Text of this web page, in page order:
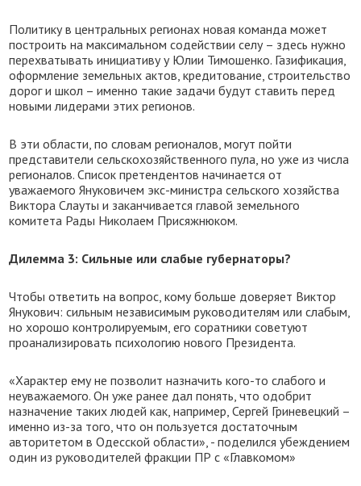
Политику в центральных регионах новая команда может
построить на максимальном содействии селу – здесь нужно
перехватывать инициативу у Юлии Тимошенко. Газификация,
оформление земельных актов, кредитование, строительство
дорог и школ – именно такие задачи будут ставить перед
новыми лидерами этих регионов.
В эти области, по словам регионалов, могут пойти
представители сельскохозяйственного пула, но уже из числа
регионалов. Список претендентов начинается от
уважаемого Януковичем экс-министра сельского хозяйства
Виктора Слауты и заканчивается главой земельного
комитета Рады Николаем Присяжнюком.
Дилемма 3: Сильные или слабые губернаторы?
Чтобы ответить на вопрос, кому больше доверяет Виктор
Янукович: сильным независимым руководителям или слабым,
но хорошо контролируемым, его соратники советуют
проанализировать психологию нового Президента.
«Характер ему не позволит назначить кого-то слабого и
неуважаемого. Он уже ранее дал понять, что одобрит
назначение таких людей как, например, Сергей Гриневецкий –
именно из-за того, что он пользуется достаточным
авторитетом в Одесской области», - поделился убеждением
один из руководителей фракции ПР с «Главкомом»